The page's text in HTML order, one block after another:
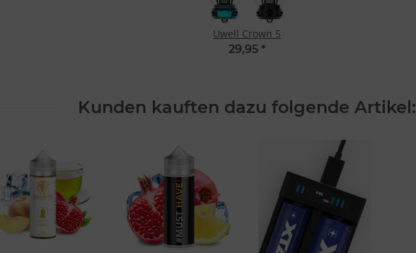
Uwell Crown 5
29,95 *
Kunden kauften dazu folgende Artikel: